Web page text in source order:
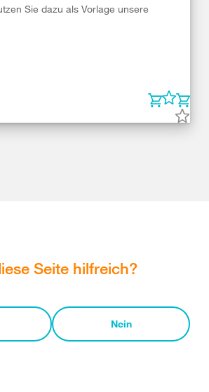
Sie dazu als Vorlage unsere
Seite hilfreich?
Nein